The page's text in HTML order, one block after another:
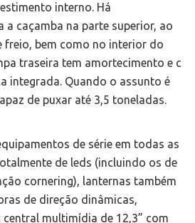
interno. Há
a caçamba na parte superior, ao
freio, bem como no interior do
traseira tem amortecimento e c
integrada. Quando o assunto é
de puxar até 3,5 toneladas.
de série em todas as
de leds (incluindo os de
cornering), lanternas também
de direção dinâmicas,
multimídia de 12,3” com